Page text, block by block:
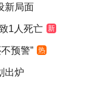
新局面
1人死亡 新
预警” 热
出炉